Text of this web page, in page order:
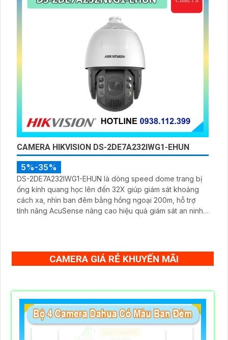
CAMERA HIKVISION DS-2DE7A232IWG1-EHUN
5%-35%
DS-2DE7A232IWG1-EHUN là dòng speed dome trang bị
ống kính quang học lên đến 32X giúp giám sát khoảng
cách xa, nhìn ban đêm bằng hồng ngoại 200m, hỗ trợ
tính năng AcuSense nâng cao hiệu quả giám sát an ninh,
CAMERA GIÁ RẺ KHUYẾN MÃI